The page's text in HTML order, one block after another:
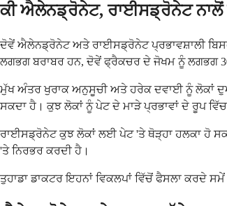
ਕੀ ਐਲੇਨਡ੍ਰੋਨੇਟ, ਰਾਈਸਡ੍ਰੋਨੇਟ ਨਾਲੋਂ
ਦੋਵੇਂ ਐਲੇਨਡ੍ਰੋਨੇਟ ਅਤੇ ਰਾਈਸਡ੍ਰੋਨੇਟ ਪ੍ਰਭਾਵਸ਼ਾਲੀ
ਲਗਭਗ ਬਰਾਬਰ ਹਨ, ਦੋਵੇਂ ਫ੍ਰੈਕਚਰ ਦੇ ਜੋਖਮ ਨੂੰ ਲਗਭਗ
ਮੁੱਖ ਅੰਤਰ ਖੁਰਾਕ ਅਨੁਸੂਚੀ ਅਤੇ ਹਰੇਕ ਦਵਾਈ ਨੂੰ ਲੋਕਾਂ
ਸਕਦਾ ਹੈ। ਕੁਝ ਲੋਕਾਂ ਨੂੰ ਪੇਟ ਦੇ ਮਾੜੇ ਪ੍ਰਭਾਵਾਂ ਦੇ ਰੂਪ
ਰਾਈਸਡ੍ਰੋਨੇਟ ਕੁਝ ਲੋਕਾਂ ਲਈ ਪੇਟ 'ਤੇ ਥੋੜ੍ਹਾ ਹਲਕਾ ਹੋ
'ਤੇ ਨਿਰਭਰ ਕਰਦੀ ਹੈ।
ਤੁਹਾਡਾ ਡਾਕਟਰ ਇਹਨਾਂ ਵਿਕਲਪਾਂ ਵਿੱਚੋਂ ਫੈਸਲਾ ਕਰਦੇ